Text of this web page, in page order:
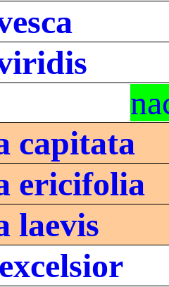
capitata
ericifolia
laevis